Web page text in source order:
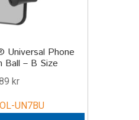
Universal Phone
Ball – B Size
kr
UN7BU